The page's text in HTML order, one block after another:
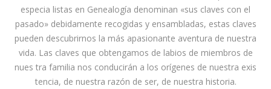
especia listas en Genealogía denominan «sus claves con el
pasado» debidamente recogidas y ensambladas, estas claves
pueden descubrirnos la más apasionante aventura de nuestra
vida. Las claves que obtengamos de labios de miembros de
nues tra familia nos conducirán a los orígenes de nuestra exis
tencia, de nuestra razón de ser, de nuestra historia.